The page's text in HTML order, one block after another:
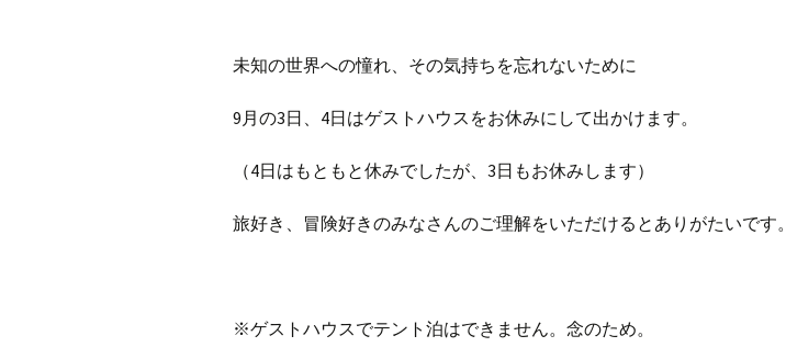
未知の世界への憧れ、その気持ちを忘れないために
9月の3日、4日はゲストハウスをお休みにして出かけます。
（4日はもともと休みでしたが、3日もお休みします）
旅好き、冒険好きのみなさんのご理解をいただけるとありがたいです。
※ゲストハウスでテント泊はできません。念のため。